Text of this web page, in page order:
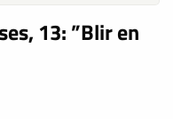
13: ”Blir en